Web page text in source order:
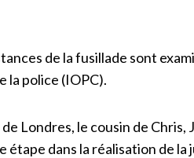
de la fusillade sont
la police (IOPC).
Londres, le cousin de Chris,
étape dans la réalisation de